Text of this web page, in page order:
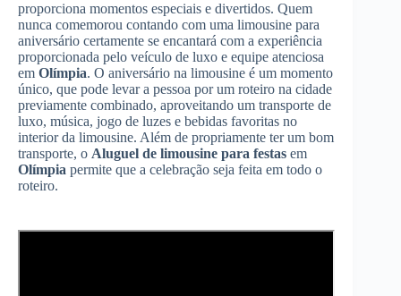
proporciona momentos especiais e divertidos. Quem
nunca comemorou contando com uma limousine para
aniversário certamente se encantará com a experiência
proporcionada pelo veículo de luxo e equipe atenciosa
em Olímpia. O aniversário na limousine é um momento
único, que pode levar a pessoa por um roteiro na cidade
previamente combinado, aproveitando um transporte de
luxo, música, jogo de luzes e bebidas favoritas no
interior da limousine. Além de propriamente ter um bom
transporte, o Aluguel de limousine para festas em
Olímpia permite que a celebração seja feita em todo o
roteiro.